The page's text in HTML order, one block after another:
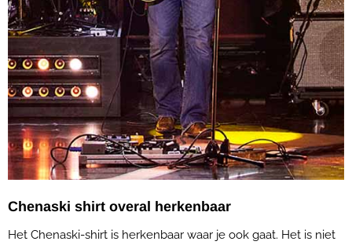
Chenaski shirt overal herkenbaar
Het Chenaski-shirt is herkenbaar waar je ook gaat. Het is niet